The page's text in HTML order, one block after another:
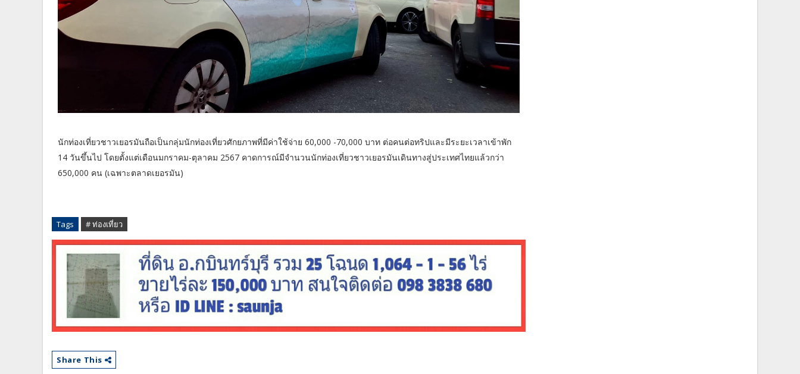
นักท่องเที่ยวชาวเยอรมันถือเป็นกลุ่มนักท่องเที่ยวศักยภาพที่มีค่าใช้จ่าย 60,000 -70,000 บาท ต่อคนต่อทริปและมีระยะเวลาเข้าพัก
14 วันขึ้นไป โดยตั้งแต่เดือนมกราคม-ตุลาคม 2567 คาดการณ์มีจำนวนนักท่องเที่ยวชาวเยอรมันเดินทางสู่ประเทศไทยแล้วกว่า
650,000 คน (เฉพาะตลาดเยอรมัน)
Tags # ท่องเที่ยว
Share This